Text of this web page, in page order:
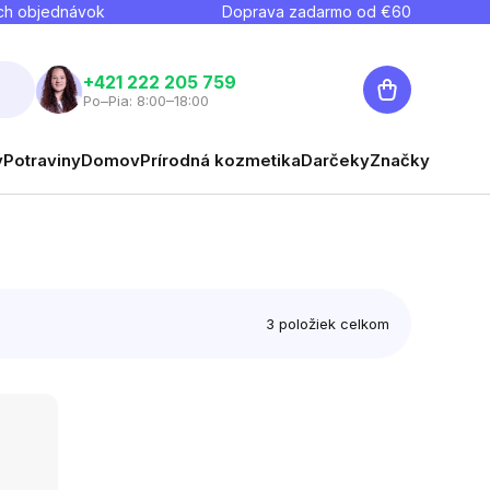
objednávok Doprava zadarmo od €60
+421 222 205 759
Po–Pia: 8:00–18:00
Nákupný
košík
PotravinyDomovPrírodná kozmetikaDarčekyZnačky
3 položiek celkom